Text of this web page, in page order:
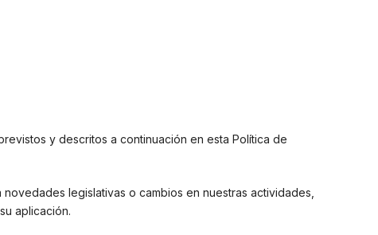
y descritos a continuación en esta Política de
legislativas o cambios en nuestras actividades,
aplicación.